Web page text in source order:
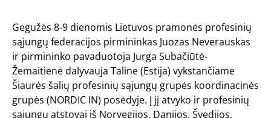
Gegužės 8-9 dienomis Lietuvos pramonės profesinių
sąjungų federacijos pirmininkas Juozas Neverauskas
ir pirmininko pavaduotoja Jurga Subačiūtė-
Žemaitienė dalyvauja Taline (Estija) vykstančiame
Šiaurės šalių profesinių sąjungų grupės koordinacinės
grupės (NORDIC IN) posėdyje. Į jį atvyko ir profesinių
sąjungų atstovai iš Norvegijos, Danijos, Švedijos,